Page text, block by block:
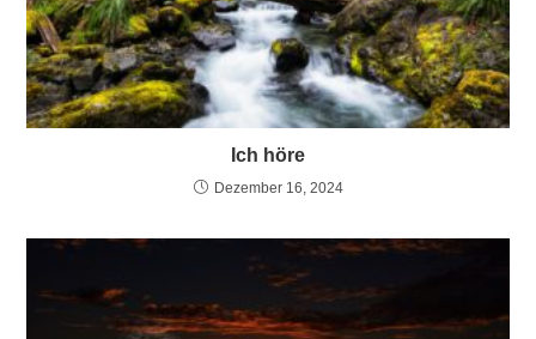
Ich höre
Dezember 16, 2024